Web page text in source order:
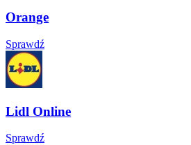
Orange
Sprawdź
Lidl Online
Sprawdź